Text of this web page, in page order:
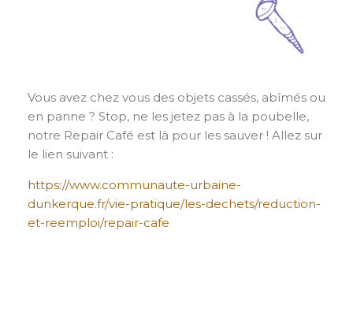
Vous avez chez vous des objets cassés, abîmés ou
en panne ? Stop, ne les jetez pas à la poubelle,
notre Repair Café est là pour les sauver ! Allez sur
le lien suivant :
https://www.communaute-urbaine-
dunkerque.fr/vie-pratique/les-dechets/reduction-
et-reemploi/repair-cafe